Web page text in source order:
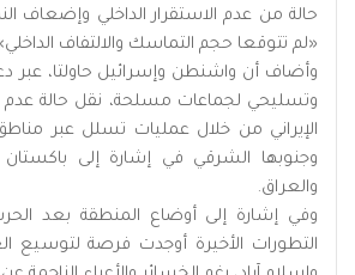
حالة من عدم الاستقرار الداخلي وإضعاف
«لم تتوقعا حجم التماسك والالتفاف
وأضاف أن واشنطن وإسرائيل حاولتا، عبر
وتسليحي لجماعات مسلحة، نقل حالة عدم
الإيراني من خلال عمليات تسلل عبر
وجنوبها الشرقي في إشارة إلى باكستان
والعراق.
وفي إشارة إلى أوضاع المنطقة بعد
التطورات الأخيرة أوجدت فرصة لتوسيع